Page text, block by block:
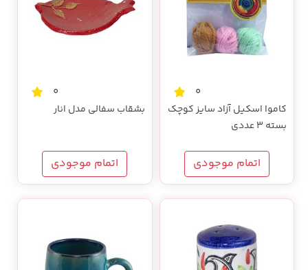
0
کاموا اسکیل آزاد سایز کوچک
بسته 3 عددی
اتمام موجودی
0
بشقاب سفالی مدل انار
اتمام موجودی